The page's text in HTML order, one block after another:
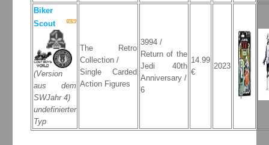
Biker
Scout
(Version
aus dem
SWJahr 4)
undefinierter
Typ
The Retro
Collection /
Single Carded
Action Figures
3994 /
Return of the
Jedi 40th
Anniversary /
6
14.99
€
2023